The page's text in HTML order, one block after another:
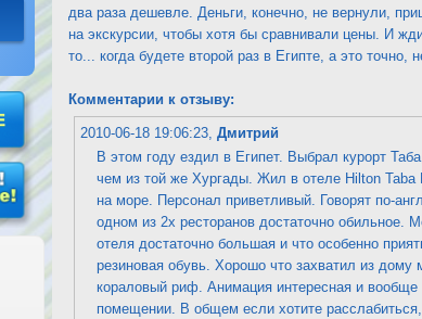
два раза дешевле. Деньги, конечно, не вернули,
на экскурсии, чтобы хотя бы сравнивали цены. И
то... когда будете второй раз в Египте, а это точно,
Комментарии к отзыву:
2010-06-18 19:06:23, Дмитрий
В этом году ездил в Египет. Выбрал курорт
чем из той же Хургады. Жил в отеле Hilton
на море. Персонал приветливый. Говорят по-
одном из 2х ресторанов достаточно обильное.
отеля достаточно большая и что особенно
резиновая обувь. Хорошо что захватил из
кораловый риф. Анимация интересная и вообще
помещении. В общем если хотите